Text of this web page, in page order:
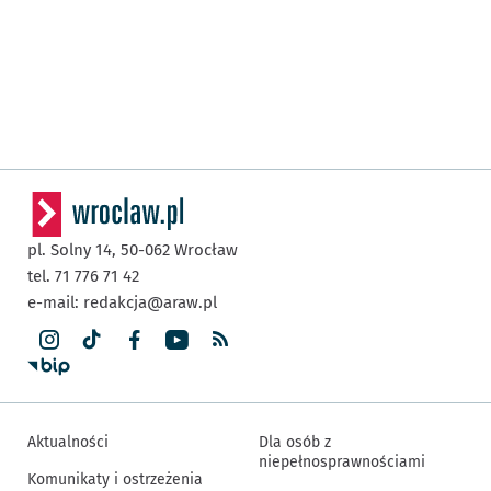
pl. Solny 14, 50-062 Wrocław
tel. 71 776 71 42
e-mail: redakcja@araw.pl
Aktualności
Komunikaty i ostrzeżenia
Dla osób z
niepełnosprawnościami